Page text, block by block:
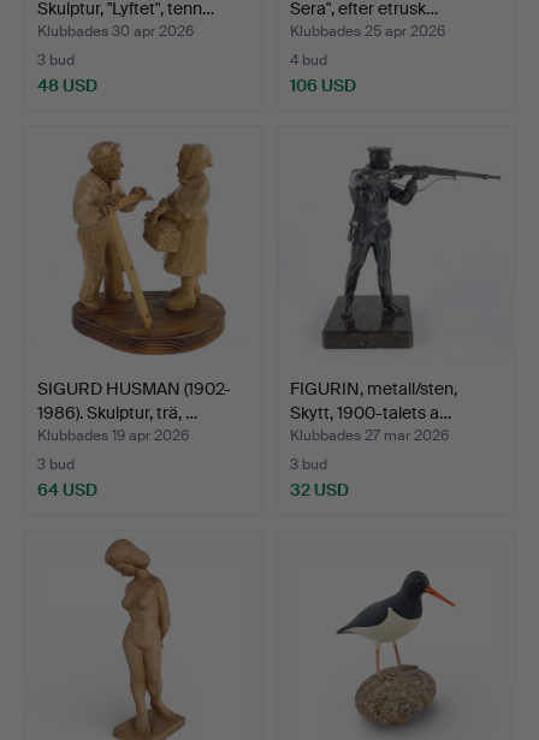
Skulptur, "Lyftet", tenn…
Klubbades 30 apr 2026
3 bud
48 USD
Sera", efter etrusk…
Klubbades 25 apr 2026
4 bud
106 USD
SIGURD HUSMAN (1902-
1986). Skulptur, trä, …
Klubbades 19 apr 2026
3 bud
64 USD
FIGURIN, metall/sten,
Skytt, 1900-talets a…
Klubbades 27 mar 2026
3 bud
32 USD